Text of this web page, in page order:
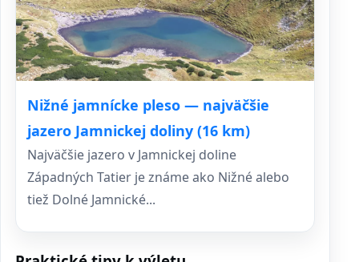
Nižné jamnícke pleso — najväčšie
jazero Jamnickej doliny (16 km)
Najväčšie jazero v Jamnickej doline
Západných Tatier je známe ako Nižné alebo
tiež Dolné Jamnické...